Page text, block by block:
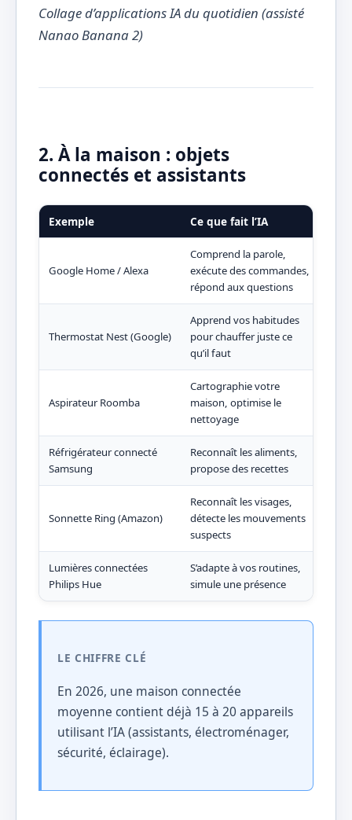
Collage d’applications IA du quotidien (assisté
Nanao Banana 2)
2. À la maison : objets
connectés et assistants
Exemple Ce que fait l’IA
Google Home / Alexa
Comprend la parole,
exécute des commandes,
répond aux questions
Thermostat Nest (Google)
Apprend vos habitudes
pour chauffer juste ce
qu’il faut
Aspirateur Roomba
Cartographie votre
maison, optimise le
nettoyage
Réfrigérateur connecté
Samsung
Reconnaît les aliments,
propose des recettes
Sonnette Ring (Amazon)
Reconnaît les visages,
détecte les mouvements
suspects
Lumières connectées
Philips Hue
S’adapte à vos routines,
simule une présence
LE CHIFFRE CLÉ
En 2026, une maison connectée
moyenne contient déjà 15 à 20 appareils
utilisant l’IA (assistants, électroménager,
sécurité, éclairage).